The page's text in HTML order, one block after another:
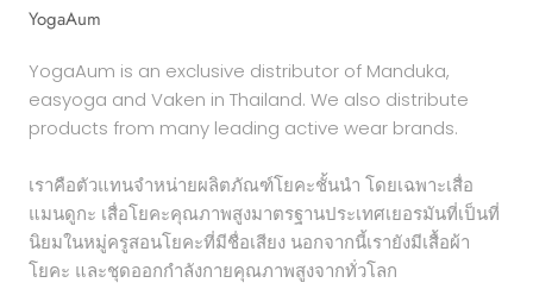
YogaAum
YogaAum is an exclusive distributor of Manduka,
easyoga and Vaken in Thailand. We also distribute
products from many leading active wear brands.
เราคือตัวแทนจำหน่ายผลิตภัณฑ์โยคะชั้นนำ โดยเฉพาะเสื่อ
แมนดูกะ เสื่อโยคะคุณภาพสูงมาตรฐานประเทศเยอรมันที่เป็นที่
นิยมในหมู่ครูสอนโยคะที่มีชื่อเสียง นอกจากนี้เรายังมีเสื้อผ้า
โยคะ และชุดออกกำลังกายคุณภาพสูงจากทั่วโลก